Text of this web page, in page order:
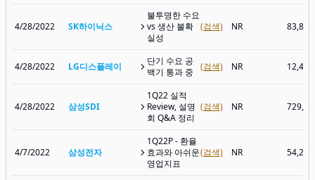
4/28/2022 SK하이닉스
불투명한 수요
vs 생산 불확
실성
(검색) NR
4/28/2022 LG디스플레이
단기 수요 공
백기 통과 중
(검색) NR
4/28/2022 삼성SDI
1Q22 실적
Review, 설명
회 Q&A 정리
(검색) NR
4/7/2022 삼성전자
1Q22P - 환율
효과와 아쉬운
영업지표
(검색) NR